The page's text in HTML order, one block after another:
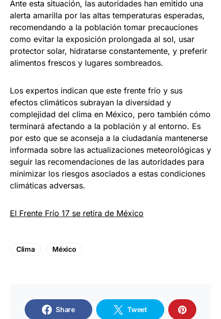
Ante esta situación, las autoridades han emitido una
alerta amarilla por las altas temperaturas esperadas,
recomendando a la población tomar precauciones
como evitar la exposición prolongada al sol, usar
protector solar, hidratarse constantemente, y preferir
alimentos frescos y lugares sombreados.
Los expertos indican que este frente frío y sus
efectos climáticos subrayan la diversidad y
complejidad del clima en México, pero también cómo
terminará afectando a la población y al entorno. Es
por esto que se aconseja a la ciudadanía mantenerse
informada sobre las actualizaciones meteorológicas y
seguir las recomendaciones de las autoridades para
minimizar los riesgos asociados a estas condiciones
climáticas adversas.
El Frente Frío 17 se retira de México
Clima México
Share Tweet